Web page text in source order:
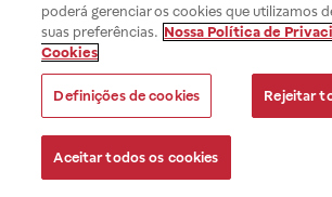
poderá gerenciar os cookies que utilizamos
suas preferências. Nossa Política de
Cookies
Definições de cookies Rejeitar
Aceitar todos os cookies